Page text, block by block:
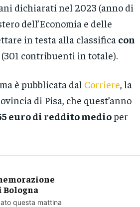
dichiarati nel 2023 (anno di
dell’Economia e delle
in testa alla classifica con
contribuenti in totale).
è pubblicata dal Corriere , la
di Pisa, che quest’anno
euro di reddito medioper
Bologna
questa mattina